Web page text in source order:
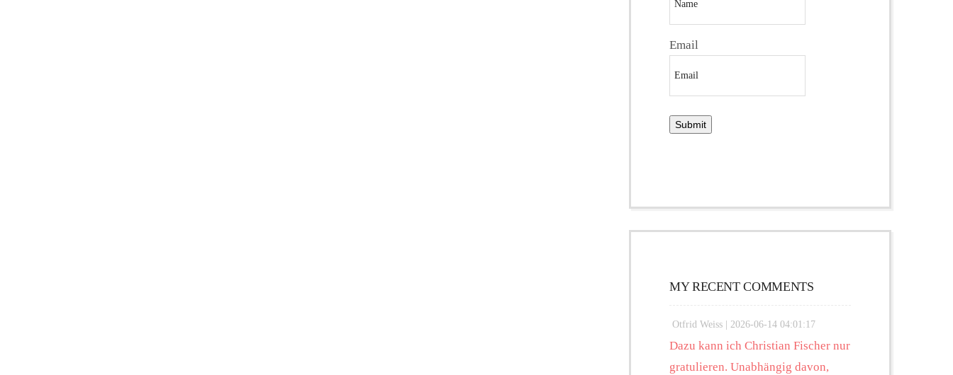
Email
MY RECENT COMMENTS
Otfrid Weiss | 2026-06-14 04:01:17
Dazu kann ich Christian Fischer nur
gratulieren. Unabhängig davon,